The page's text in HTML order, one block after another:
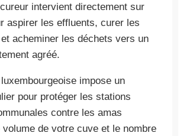
intervient directement sur
aspirer les effluents, curer les
acheminer les déchets vers un
agréé.
impose un
pour protéger les stations
contre les amas
de votre cuve et le nombre